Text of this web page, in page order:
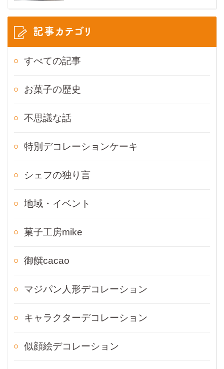
記事カテゴリ
すべての記事
お菓子の歴史
不思議な話
特別デコレーションケーキ
シェフの独り言
地域・イベント
菓子工房mike
御饌cacao
マジパン人形デコレーション
キャラクターデコレーション
似顔絵デコレーション